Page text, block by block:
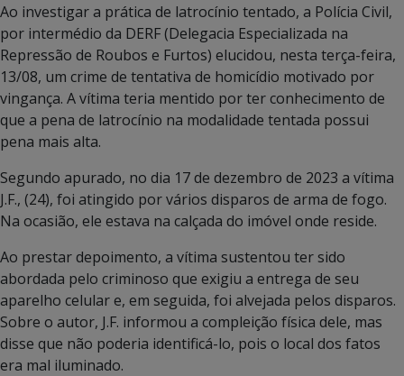
Ao investigar a prática de latrocínio tentado, a Polícia Civil,
por intermédio da DERF (Delegacia Especializada na
Repressão de Roubos e Furtos) elucidou, nesta terça-feira,
13/08, um crime de tentativa de homicídio motivado por
vingança. A vítima teria mentido por ter conhecimento de
que a pena de latrocínio na modalidade tentada possui
pena mais alta.
Segundo apurado, no dia 17 de dezembro de 2023 a vítima
J.F., (24), foi atingido por vários disparos de arma de fogo.
Na ocasião, ele estava na calçada do imóvel onde reside.
Ao prestar depoimento, a vítima sustentou ter sido
abordada pelo criminoso que exigiu a entrega de seu
aparelho celular e, em seguida, foi alvejada pelos disparos.
Sobre o autor, J.F. informou a compleição física dele, mas
disse que não poderia identificá-lo, pois o local dos fatos
era mal iluminado.